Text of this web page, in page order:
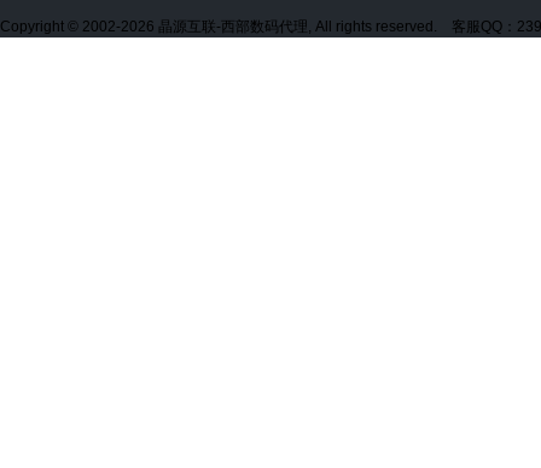
Copyright © 2002-2026 晶源互联-西部数码代理, All rights reserved. 客服QQ：